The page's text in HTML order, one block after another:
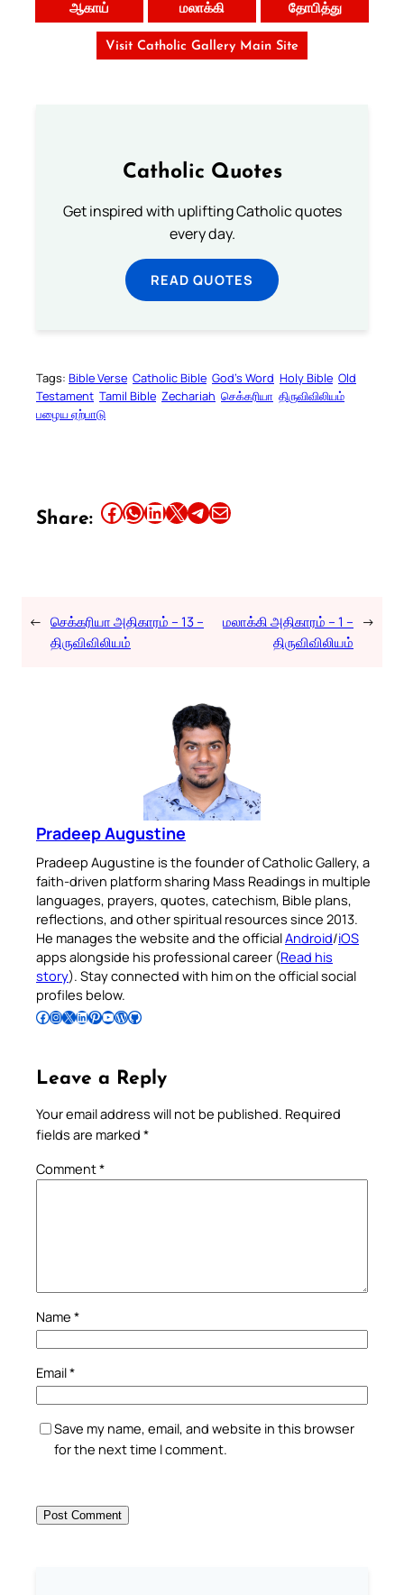
ஆகாய் மலாக்கி தோபித்து
Visit Catholic Gallery Main Site
Catholic Quotes
Get inspired with uplifting Catholic quotes
every day.
READ QUOTES
Tags: Bible Verse Catholic Bible God’s Word Holy Bible Old
Testament Tamil Bible Zechariah செக்கரியா திருவிவிலியம்
பழைய ஏற்பாடு
Share: Share this article on Facebook Share this article on WhatsApp Share this article on LinkedIn Share this article on X Share this article on TelegramEmail this Article
← செக்கரியா அதிகாரம் – 13 –
திருவிவிலியம்
மலாக்கி அதிகாரம் – 1 –
திருவிவிலியம்
→
Pradeep Augustine
Pradeep Augustine is the founder of Catholic Gallery, a
faith-driven platform sharing Mass Readings in multiple
languages, prayers, quotes, catechism, Bible plans,
reflections, and other spiritual resources since 2013.
He manages the website and the officialAndroid/iOS
apps alongside his professional career (Read his
story). Stay connected with him on the official social
profiles below.
Follow Pradeep on Facebook Follow Pradeep on InstagramFollow Pradeep on X Follow Pradeep on LinkedIn Follow Pradeep on Pinterest Subscribe to Pradeep’s Youtube Channel Follow Pradeep on WordPress Follow Pradeep on GitHub
Leave a Reply
Your email address will not be published. Required
fields are marked *
Comment*
Name *
Email*
Save my name, email, and website in this browser
for the next time I comment.